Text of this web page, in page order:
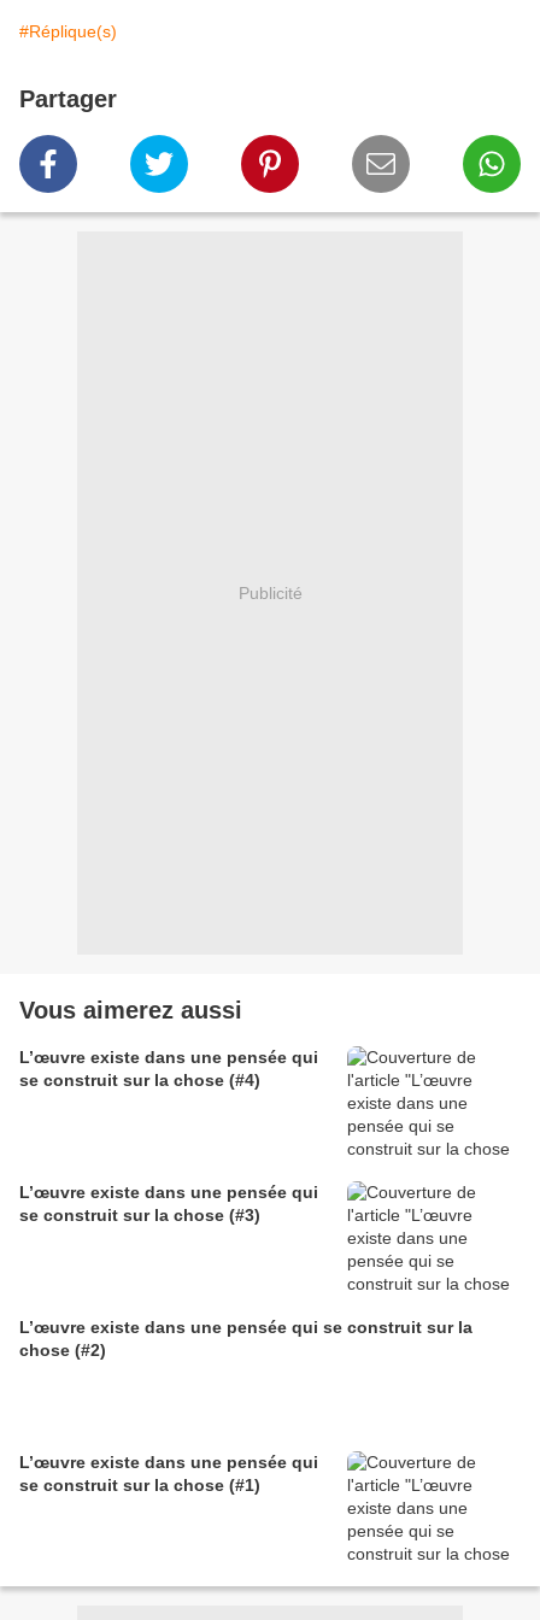
#Réplique(s)
Partager
Publicité
Vous aimerez aussi
L’œuvre existe dans une pensée qui
se construit sur la chose (#4)
L’œuvre existe dans une pensée qui
se construit sur la chose (#3)
L’œuvre existe dans une pensée qui se construit sur la
chose (#2)
L’œuvre existe dans une pensée qui
se construit sur la chose (#1)